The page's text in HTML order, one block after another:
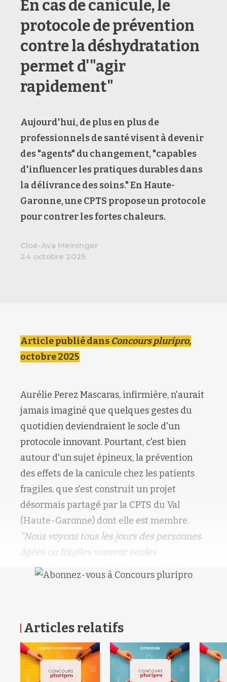
En cas de canicule, le
protocole de prévention
contre la déshydratation
permet d'"agir
rapidement"
Aujourd'hui, de plus en plus de
professionnels de santé visent à devenir
des "agents" du changement, "capables
d'influencer les pratiques durables dans
la délivrance des soins."En Haute-
Garonne, une CPTS propose un protocole
pour contrer les fortes chaleurs.
Cloé-Ava Meininger
24 octobre 2025
Article publié dans Concours pluripro,
octobre 2025
Aurélie Perez Mascaras, infirmière, n'aurait
jamais imaginé que quelques gestes du
quotidien deviendraient le socle d'un
protocole innovant. Pourtant, c'est bien
autour d'un sujet épineux, la prévention
des effets de la canicule chez les patients
fragiles, que s'est construit un projet
désormais partagé par la CPTS du Val
(Haute-Garonne) dont elle est membre.
"Nous voyons tous les jours des personnes
âgées ou fragiles souvent seules
Articles relatifs
RETOUR HAUT DE PAGE